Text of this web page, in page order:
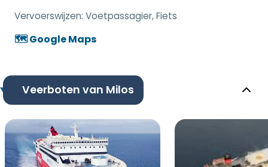
Vervoerswijzen: Voetpassagier, Fiets
🗺️ Google Maps
Veerboten van Milos